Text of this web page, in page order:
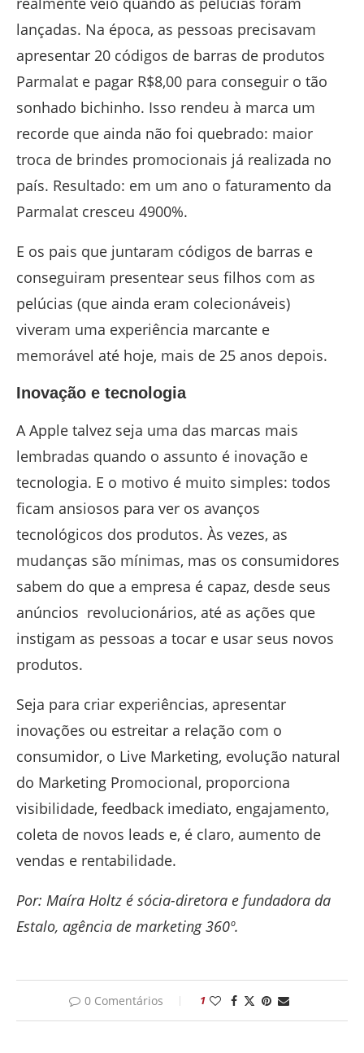
lançadas. Na época, as pessoas precisavam
apresentar 20 códigos de barras de produtos
Parmalat e pagar R$8,00 para conseguir o tão
sonhado bichinho. Isso rendeu à marca um
recorde que ainda não foi quebrado: maior
troca de brindes promocionais já realizada no
país. Resultado: em um ano o faturamento da
Parmalat cresceu 4900%.
E os pais que juntaram códigos de barras e
conseguiram presentear seus filhos com as
pelúcias (que ainda eram colecionáveis)
viveram uma experiência marcante e
memorável até hoje, mais de 25 anos depois.
Inovação e tecnologia
A Apple talvez seja uma das marcas mais
lembradas quando o assunto é inovação e
tecnologia. E o motivo é muito simples: todos
ficam ansiosos para ver os avanços
tecnológicos dos produtos. Às vezes, as
mudanças são mínimas, mas os consumidores
sabem do que a empresa é capaz, desde seus
anúncios revolucionários, até as ações que
instigam as pessoas a tocar e usar seus novos
produtos.
Seja para criar experiências, apresentar
inovações ou estreitar a relação com o
consumidor, o Live Marketing, evolução natural
do Marketing Promocional, proporciona
visibilidade, feedback imediato, engajamento,
coleta de novos leads e, é claro, aumento de
vendas e rentabilidade.
Por: Maíra Holtz é sócia-diretora e fundadora da
Estalo, agência de marketing 360º.
0 Comentários 1